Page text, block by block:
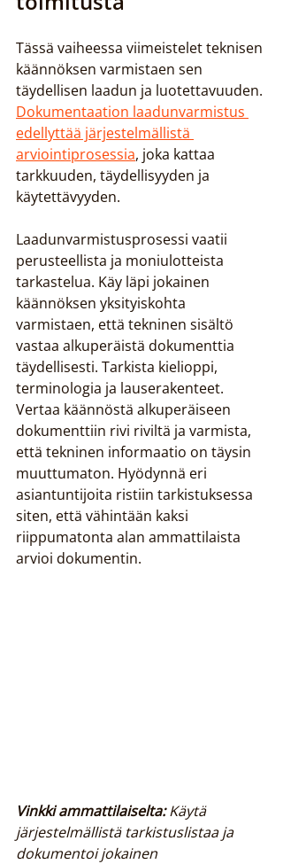
Tässä vaiheessa viimeistelet teknisen
käännöksen varmistaen sen
täydellisen laadun ja luotettavuuden.
Dokumentaation laadunvarmistus
edellyttää järjestelmällistä
arviointiprosessia, joka kattaa
tarkkuuden, täydellisyyden ja
käytettävyyden.
Laadunvarmistusprosessi vaatii
perusteellista ja moniulotteista
tarkastelua. Käy läpi jokainen
käännöksen yksityiskohta
varmistaen, että tekninen sisältö
vastaa alkuperäistä dokumenttia
täydellisesti. Tarkista kielioppi,
terminologia ja lauserakenteet.
Vertaa käännöstä alkuperäiseen
dokumenttiin rivi riviltä ja varmista,
että tekninen informaatio on täysin
muuttumaton. Hyödynnä eri
asiantuntijoita ristiin tarkistuksessa
siten, että vähintään kaksi
riippumatonta alan ammattilaista
arvioi dokumentin.
Vinkki ammattilaiselta: Käytä
järjestelmällistä tarkistuslistaa ja
dokumentoi jokainen